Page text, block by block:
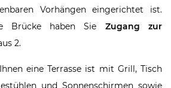
Vorhängen eingerichtet ist.
Brücke haben Sie Zugang zur
2.
eine Terrasse ist mit Grill, Tisch
und Sonnenschirmen sowie